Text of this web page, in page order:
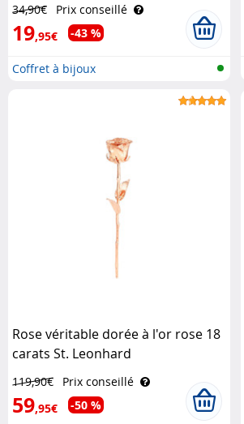
34,90€ Prix conseillé
19,95€ -43 %
Coffret à bijoux
Rose véritable dorée à l'or rose 18
carats St. Leonhard
119,90€ Prix conseillé
59,95€ -50 %